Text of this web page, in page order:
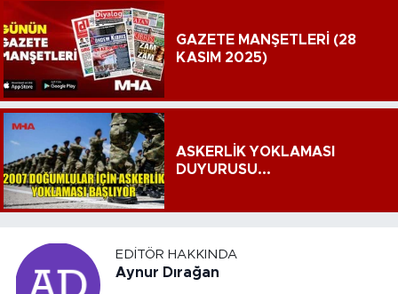
GAZETE MANŞETLERİ (28
KASIM 2025)
ASKERLİK YOKLAMASI
DUYURUSU...
EDITÖR HAKKINDA
Aynur Dırağan